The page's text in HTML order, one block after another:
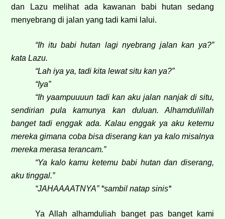
dan Lazu melihat ada kawanan babi hutan sedang
menyebrang di jalan yang tadi kami lalui.
“Ih itu babi hutan lagi nyebrang jalan kan ya?”
kata Lazu.
“Lah iya ya, tadi kita lewat situ kan ya?”
“Iya”
“Ih yaampuuuun tadi kan aku jalan nanjak di situ,
sendirian pula kamunya kan duluan. Alhamdulillah
banget tadi enggak ada. Kalau enggak ya aku ketemu
mereka gimana coba bisa diserang kan ya kalo misalnya
mereka merasa terancam.”
“Ya kalo kamu ketemu babi hutan dan diserang,
aku tinggal.”
“JAHAAAATNYA” *sambil natap sinis*
Ya Allah alhamduliah banget pas banget kami